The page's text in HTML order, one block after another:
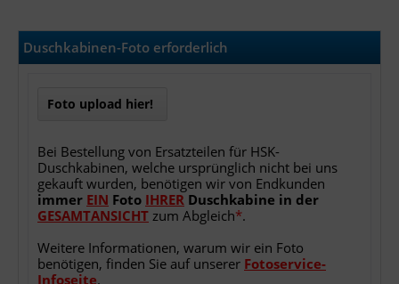
Duschkabinen-Foto erforderlich
Foto upload hier!
Bei Bestellung von Ersatzteilen für HSK-
Duschkabinen, welche ursprünglich nicht bei uns
gekauft wurden, benötigen wir von Endkunden
immer EIN Foto IHRER Duschkabine in der
GESAMTANSICHT zum Abgleich*.
Weitere Informationen, warum wir ein Foto
benötigen, finden Sie auf unserer Fotoservice-
Infoseite.